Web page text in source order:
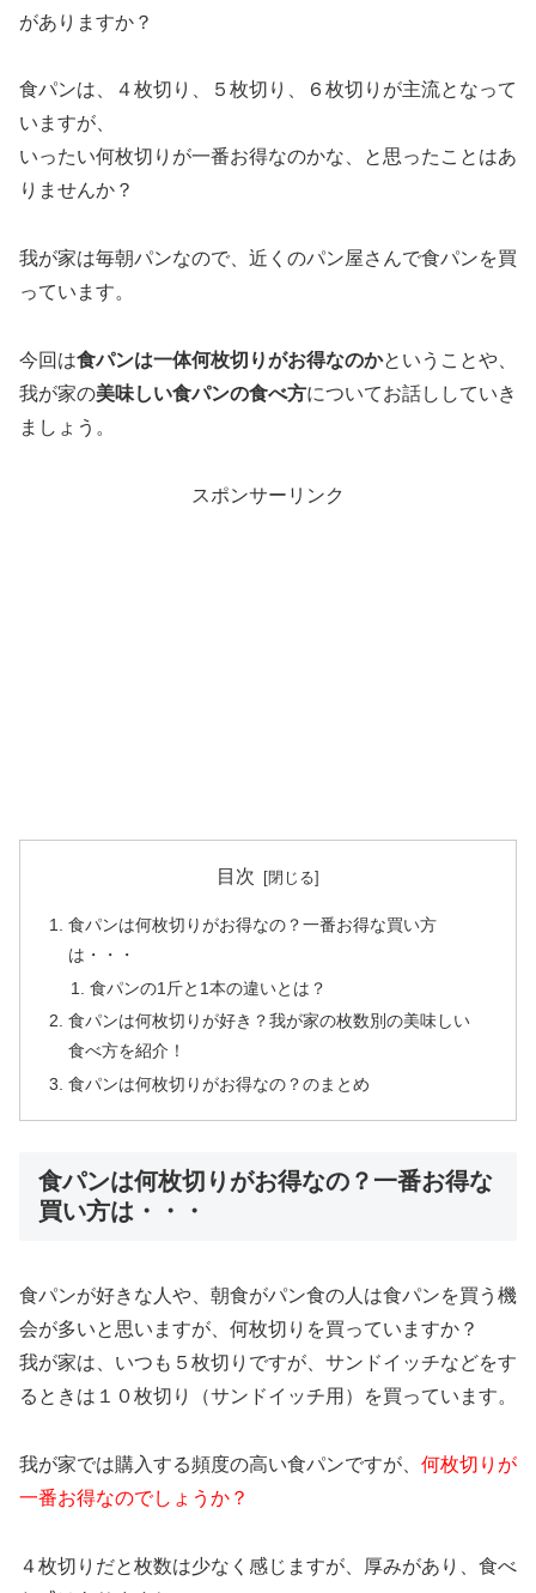
がありますか？
食パンは、４枚切り、５枚切り、６枚切りが主流となって
いますが、
いったい何枚切りが一番お得なのかな、と思ったことはあ
りませんか？
我が家は毎朝パンなので、近くのパン屋さんで食パンを買
っています。
今回は食パンは一体何枚切りがお得なのかということや、
我が家の美味しい食パンの食べ方についてお話ししていき
ましょう。
スポンサーリンク
目次
食パンは何枚切りがお得なの？一番お得な買い方
は・・・
食パンの1斤と1本の違いとは？
食パンは何枚切りが好き？我が家の枚数別の美味しい
食べ方を紹介！
食パンは何枚切りがお得なの？のまとめ
食パンは何枚切りがお得なの？一番お得な
買い方は・・・
食パンが好きな人や、朝食がパン食の人は食パンを買う機
会が多いと思いますが、何枚切りを買っていますか？
我が家は、いつも５枚切りですが、サンドイッチなどをす
るときは１０枚切り（サンドイッチ用）を買っています。
我が家では購入する頻度の高い食パンですが、 何枚切りが
一番お得なのでしょうか？
４枚切りだと枚数は少なく感じますが、厚みがあり、食べ